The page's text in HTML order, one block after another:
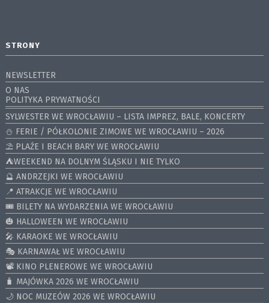
STRONY
NEWSLETTER
O NAS
POLITYKA PRYWATNOŚCI
SYLWESTER WE WROCŁAWIU – LISTA IMPREZ, BALE, KONCERTY
⛄️ FERIE / PÓŁKOLONIE ZIMOWE WE WROCŁAWIU – 2026
⛱️ PLAŻE I BEACH BARY WE WROCŁAWIU
⛺️WEEKEND NA DOLNYM ŚLĄSKU I NIE TYLKO
🔮 ANDRZEJKI WE WROCŁAWIU
📍 ATRAKCJE WE WROCŁAWIU
🎟️ BILETY NA WYDARZENIA WE WROCŁAWIU
🎃 HALLOWEEN WE WROCŁAWIU
🎤 KARAOKE WE WROCŁAWIU
🎭 KARNAWAŁ WE WROCŁAWIU
📽️ KINO PLENEROWE WE WROCŁAWIU
🧳 MAJÓWKA 2026 WE WROCŁAWIU
🌙 NOC MUZEÓW 2026 WE WROCŁAWIU